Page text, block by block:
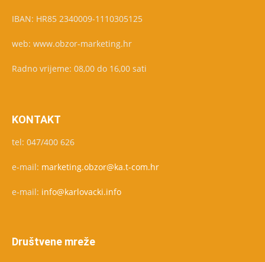
IBAN: HR85 2340009-1110305125
web: www.obzor-marketing.hr
Radno vrijeme: 08,00 do 16,00 sati
KONTAKT
tel: 047/400 626
e-mail: marketing.obzor@ka.t-com.hr
e-mail: info@karlovacki.info
Društvene mreže